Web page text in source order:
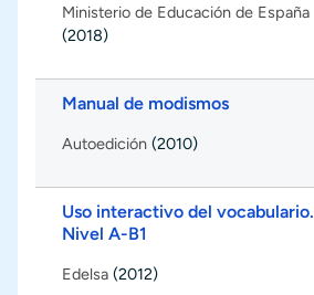
Ministerio de Educación de España
(2018)
Manual de modismos
Autoedición (2010)
Uso interactivo del vocabulario.
Nivel A-B1
Edelsa (2012)